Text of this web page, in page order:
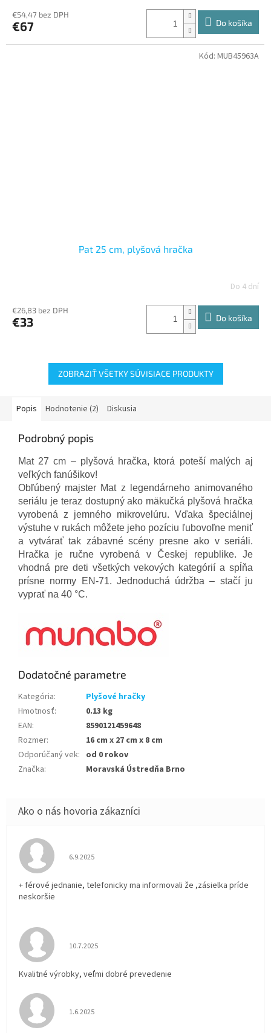
€54,47 bez DPH
€67 Do košíka
Pat 25 cm, plyšová hračka
Do 4 dní
€26,83 bez DPH
€33 Do košíka
Kód: MUB45963A
ZOBRAZIŤ VŠETKY SÚVISIACE PRODUKTY
Popis Hodnotenie (2) Diskusia
Podrobný popis
Mat 27 cm – plyšová hračka, ktorá poteší malých aj
veľkých fanúšikov!
Obľúbený majster Mat z legendárneho animovaného
seriálu je teraz dostupný ako mäkučká plyšová hračka
vyrobená z jemného mikrovelúru. Vďaka špeciálnej
výstuhe v rukách môžete jeho pozíciu ľubovoľne meniť
a vytvárať tak zábavné scény presne ako v seriáli.
Hračka je ručne vyrobená v Českej republike. Je
vhodná pre deti všetkých vekových kategórií a spĺňa
prísne normy EN-71. Jednoduchá údržba – stačí ju
vyprať na 40 °C.
Dodatočné parametre
Kategória:
Plyšové hračky
Hmotnosť:
0.13 kg
EAN:
8590121459648
Rozmer:
16 cm x 27 cm x 8 cm
Odporúčaný vek: od 0 rokov
Značka: Moravská Ústredňa Brno
Hodnotenie obchodu je 5 z 5 hviezdičiek.
6.9.2025
+ férové jednanie, telefonicky ma informovali že ,zásielka príde
neskoršie
Hodnotenie obchodu je 5 z 5 hviezdičiek.
10.7.2025
Kvalitné výrobky, veľmi dobré prevedenie
Hodnotenie obchodu je 5 z 5 hviezdičiek.
1.6.2025